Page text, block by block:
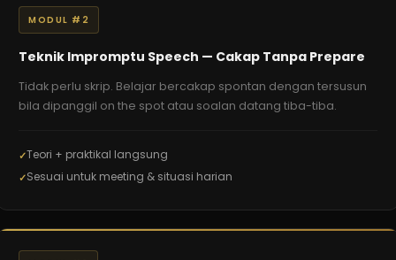
MODUL #2
Teknik Impromptu Speech — Cakap Tanpa Prepare
Tidak perlu skrip. Belajar bercakap spontan dengan tersusun
bila dipanggil on the spot atau soalan datang tiba-tiba.
Teori + praktikal langsung
Sesuai untuk meeting & situasi harian